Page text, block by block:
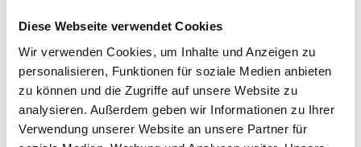
Diese Webseite verwendet Cookies
Wir verwenden Cookies, um Inhalte und Anzeigen zu
personalisieren, Funktionen für soziale Medien anbieten
zu können und die Zugriffe auf unsere Website zu
analysieren. Außerdem geben wir Informationen zu Ihrer
Verwendung unserer Website an unsere Partner für
Das Aushängeschild der Banner Markenqualität.
Originalqualität zum Nachrüsten (OE).
PRODUKTDETAILS >